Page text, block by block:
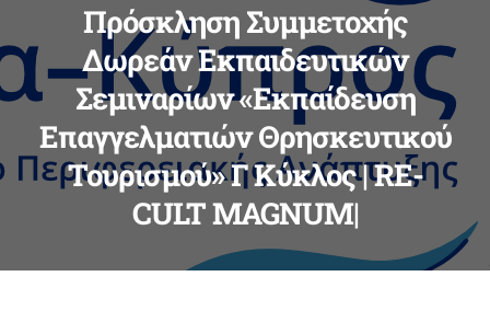
Πρόσκληση Συμμετοχής
Δωρεάν Εκπαιδευτικών
Σεμιναρίων «Εκπαίδευση
Επαγγελματιών Θρησκευτικού
Τουρισμού» Γ Κύκλος | RE-
CULT MAGNUM|